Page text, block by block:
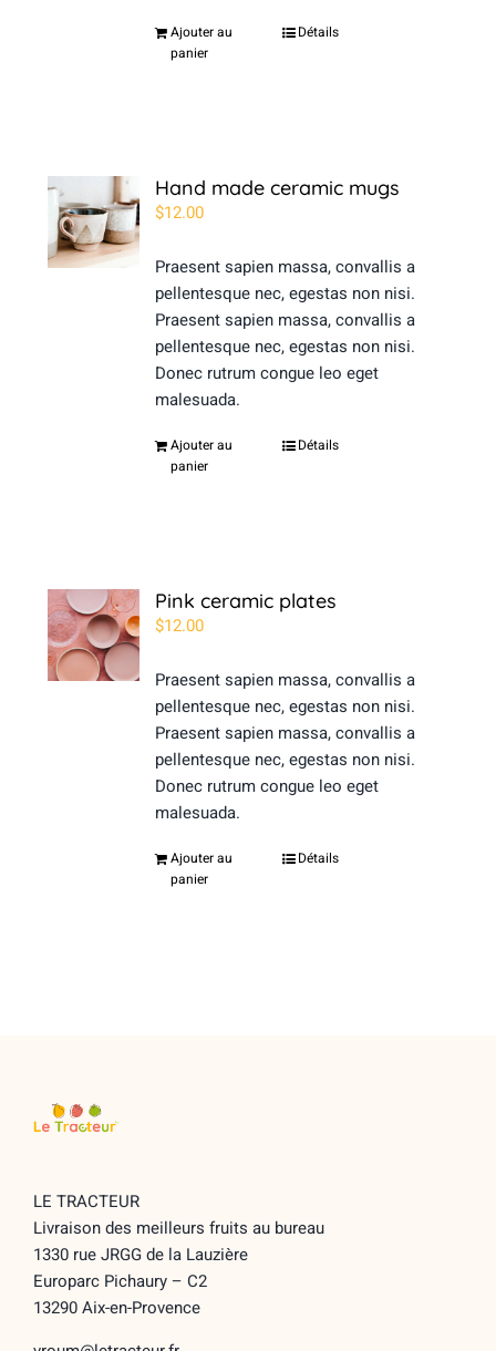
Ajouter au
panier
Détails
Hand made ceramic mugs
$12.00
Praesent sapien massa, convallis a
pellentesque nec, egestas non nisi.
Praesent sapien massa, convallis a
pellentesque nec, egestas non nisi.
Donec rutrum congue leo eget
malesuada.
Ajouter au
panier
Détails
Pink ceramic plates
$12.00
Praesent sapien massa, convallis a
pellentesque nec, egestas non nisi.
Praesent sapien massa, convallis a
pellentesque nec, egestas non nisi.
Donec rutrum congue leo eget
malesuada.
Ajouter au
panier
Détails
LE TRACTEUR
Livraison des meilleurs fruits au bureau
1330 rue JRGG de la Lauzière
Europarc Pichaury – C2
13290 Aix-en-Provence